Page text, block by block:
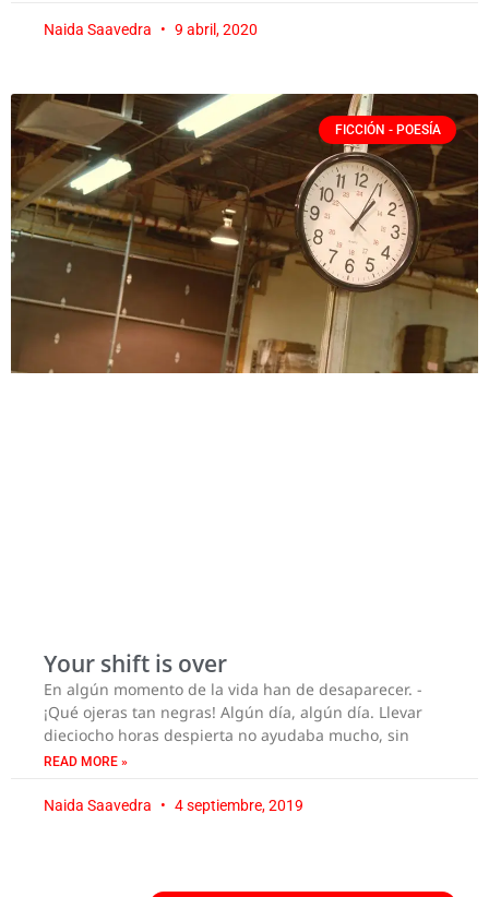
Naida Saavedra 9 abril, 2020
FICCIÓN - POESÍA
Your shift is over
En algún momento de la vida han de desaparecer. -
¡Qué ojeras tan negras! Algún día, algún día. Llevar
dieciocho horas despierta no ayudaba mucho, sin
READ MORE »
Naida Saavedra 4 septiembre, 2019